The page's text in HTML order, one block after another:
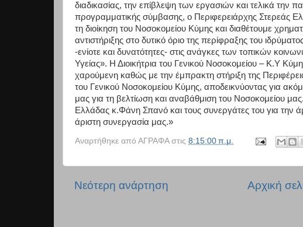
διαδικασίας, την επίβλεψη των εργασιών και τελικά
προγραμματικής σύμβασης, ο Περιφερειάρχης Στερεάς
τη διοίκηση του Νοσοκομείου Κύμης και διαθέτουμε
αντιστήριξης στο δυτικό όριο της περίφραξης του
-ενίοτε και δυνατότητες- στις ανάγκες των τοπικών
Υγείας». Η Διοικήτρια του Γενικού Νοσοκομείου – Κ.Υ
χαρούμενη καθώς με την έμπρακτη στήριξη της
του Γενικού Νοσοκομείου Κύμης, αποδεικνύοντας για
μας για τη βελτίωση και αναβάθμιση του Νοσοκομείου
Ελλάδας κ.Φάνη Σπανό και τους συνεργάτες του για την
άριστη συνεργασία μας.»
Αναρτήθηκε από ΑΓΡΑΦΑ στις 8:15:00 π.μ.
Νεότερη ανάρτηση Αρχική